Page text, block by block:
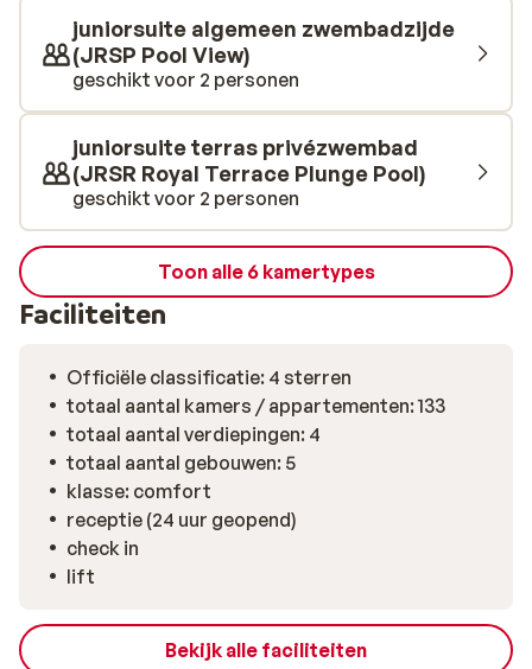
draagt bij aan een ontspannen sfeer waarin je je snel
thuis voelt. De rustige ligging aan de rand van Ca’n
Picafort is ook fijn. Voor wie graag op pad gaat: de
verbindingen met andere plekken op het prachtige
eiland.
juniorsuite algemeen zwembadzijde
(JRSP Pool View)
geschikt voor 2 personen
juniorsuite terras privézwembad
(JRSR Royal Terrace Plunge Pool)
geschikt voor 2 personen
Toon alle 6 kamertypes
Faciliteiten
Officiële classificatie: 4 sterren
totaal aantal kamers / appartementen: 133
totaal aantal verdiepingen: 4
totaal aantal gebouwen: 5
klasse: comfort
receptie (24 uur geopend)
check in
lift
Bekijk alle faciliteiten